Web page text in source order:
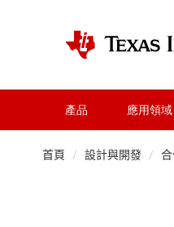
產品 應用領域
首頁 設計與開發